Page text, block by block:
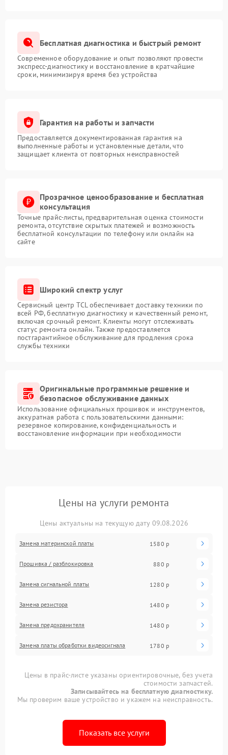
Бесплатная диагностика и быстрый ремонт
Современное оборудование и опыт позволяют провести
экспресс-диагностику и восстановление в кратчайшие
сроки, минимизируя время без устройства
Гарантия на работы и запчасти
Предоставляется документированная гарантия на
выполненные работы и установленные детали, что
защищает клиента от повторных неисправностей
Прозрачное ценообразование и бесплатная
консультация
Точные прайс-листы, предварительная оценка стоимости
ремонта, отсутствие скрытых платежей и возможность
бесплатной консультации по телефону или онлайн на
сайте
Широкий спектр услуг
Сервисный центр TCL обеспечивает доставку техники по
всей РФ, бесплатную диагностику и качественный ремонт,
включая срочный ремонт. Клиенты могут отслеживать
статус ремонта онлайн. Также предоставляется
постгарантийное обслуживание для продления срока
службы техники
Оригинальные программные решение и
безопасное обслуживание данных
Использование официальных прошивок и инструментов,
аккуратная работа с пользовательскими данными:
резервное копирование, конфиденциальность и
восстановление информации при необходимости
Цены на услуги ремонта
Цены актуальны на текущую дату 09.08.2026
Замена материнской платы 1580 р
Прошивка / разблокировка 880 р
Замена сигнальной платы 1280 р
Замена резистора 1480 р
Замена предохранителя 1480 р
Замена платы обработки видеосигнала 1780 р
Цены в прайс-листе указаны ориентировочные, без учета
стоимости запчастей.
Записывайтесь на бесплатную диагностику.
Мы проверим ваше устройство и укажем на неисправность.
Показать все услуги